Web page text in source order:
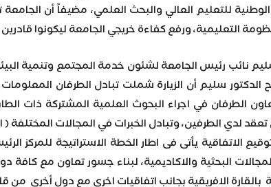
الوطنية للتعليم العالي والبحث العلمي، مضيفاً أن
التعليمية، ورفع كفاءة خريجي الجامعة ليكونوا
نائب رئيس الجامعة لشئون خدمة المجتمع وتنمية
الدكتور سليم أن الزيارة شملت تبادل الطرفان
الطرفان في اجراء البحوث العلمية المشتركة ذات
تعقد لدي الطرفين، وتبادل الخبرات في المجالات المختلفة
الاتفاقية يأتى فى اطار الخطة الاستراتيجة للمركز
المجالات البحثية والاكاديمية، لبناء جسور تعاون مع
الافريقية بجانب اتفاقيات اخري مع دول أخرى من